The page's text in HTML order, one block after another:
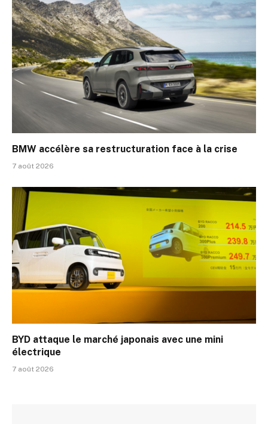
BMW accélère sa restructuration face à la crise
7 août 2026
BYD attaque le marché japonais avec une mini
électrique
7 août 2026